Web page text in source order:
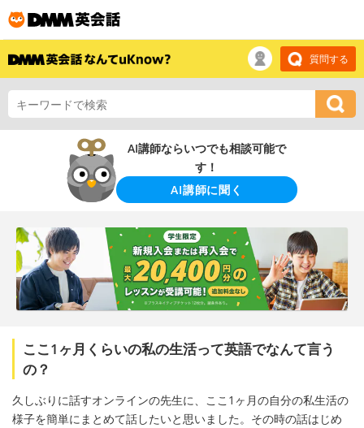
質問する
AI講師ならいつでも相談可能で
す！
AI講師に聞く
ここ1ヶ月くらいの私の生活って英語でなんて言う
の？
久しぶりに話すオンラインの先生に、ここ1ヶ月の自分の私生活の
様子を簡単にまとめて話したいと思いました。その時の話はじめ